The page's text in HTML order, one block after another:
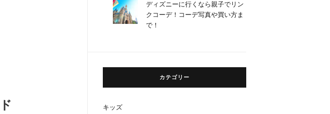
ディズニーに行くなら親子でリン
クコーデ！コーデ写真や買い方ま
で！
カテゴリー
キッズ